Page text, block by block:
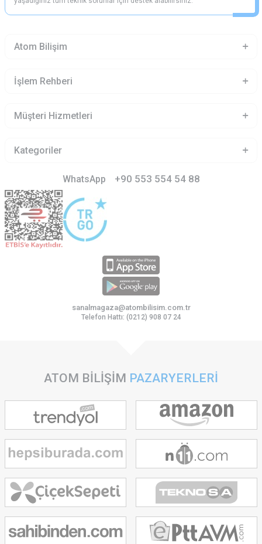
Atom Bilişim
İşlem Rehberi
Müşteri Hizmetleri
Kategoriler
WhatsApp +90 553 554 54 88
sanalmagaza@atombilisim.com.tr
Telefon Hattı: (0212) 908 07 24
ATOM BİLİŞİM PAZARYERLERİ